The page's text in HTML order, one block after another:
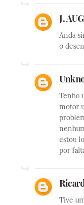
J.
Anda
o
Tenho
motor
estou
por
Tive